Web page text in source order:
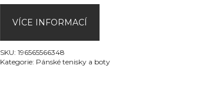
VÍCE INFORMACÍ
SKU: 196565566348
Kategorie: Pánské tenisky a boty